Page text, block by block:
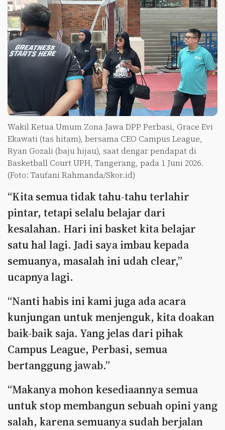
Wakil Ketua Umum Zona Jawa DPP Perbasi, Grace Evi
Ekawati (tas hitam), bersama CEO Campus League,
Ryan Gozali (baju hijau), saat dengar pendapat di
Basketball Court UPH, Tangerang, pada 1 Juni 2026.
(Foto: Taufani Rahmanda/Skor.id)
“Kita semua tidak tahu-tahu terlahir
pintar, tetapi selalu belajar dari
kesalahan. Hari ini basket kita belajar
satu hal lagi. Jadi saya imbau kepada
semuanya, masalah ini udah clear,”
ucapnya lagi.
“Nanti habis ini kami juga ada acara
kunjungan untuk menjenguk, kita doakan
baik-baik saja. Yang jelas dari pihak
Campus League, Perbasi, semua
bertanggung jawab.”
“Makanya mohon kesediaannya semua
untuk stop membangun sebuah opini yang
salah, karena semuanya sudah berjalan